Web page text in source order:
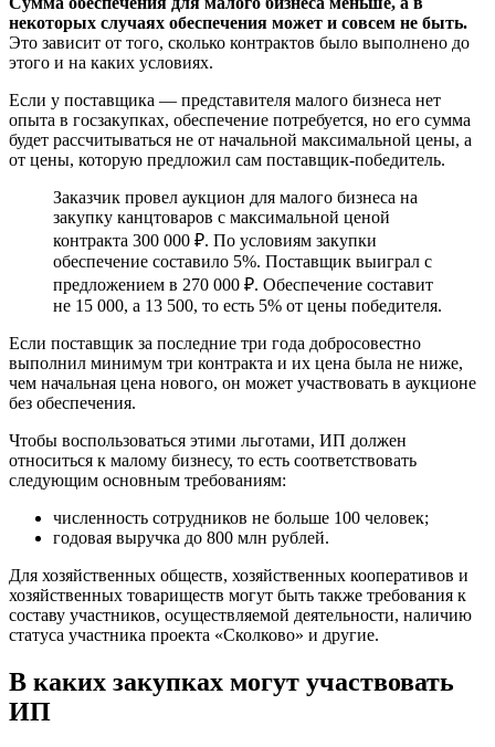
некоторых случаях обеспечения может и совсем не быть.
Это зависит от того, сколько контрактов было выполнено до
этого и на каких условиях.
Если у поставщика — представителя малого бизнеса нет
опыта в госзакупках, обеспечение потребуется, но его сумма
будет рассчитываться не от начальной максимальной цены, а
от цены, которую предложил сам поставщик-победитель.
Заказчик провел аукцион для малого бизнеса на
закупку канцтоваров с максимальной ценой
контракта 300 000 ₽. По условиям закупки
обеспечение составило 5%. Поставщик выиграл с
предложением в 270 000 ₽. Обеспечение составит
не 15 000, а 13 500, то есть 5% от цены победителя.
Если поставщик за последние три года добросовестно
выполнил минимум три контракта и их цена была не ниже,
чем начальная цена нового, он может участвовать в аукционе
без обеспечения.
Чтобы воспользоваться этими льготами, ИП должен
относиться к малому бизнесу, то есть соответствовать
следующим основным требованиям:
численность сотрудников не больше 100 человек;
годовая выручка до 800 млн рублей.
Для хозяйственных обществ, хозяйственных кооперативов и
хозяйственных товариществ могут быть также требования к
составу участников, осуществляемой деятельности, наличию
статуса участника проекта «Сколково» и другие.
В каких закупках могут участвовать
ИП